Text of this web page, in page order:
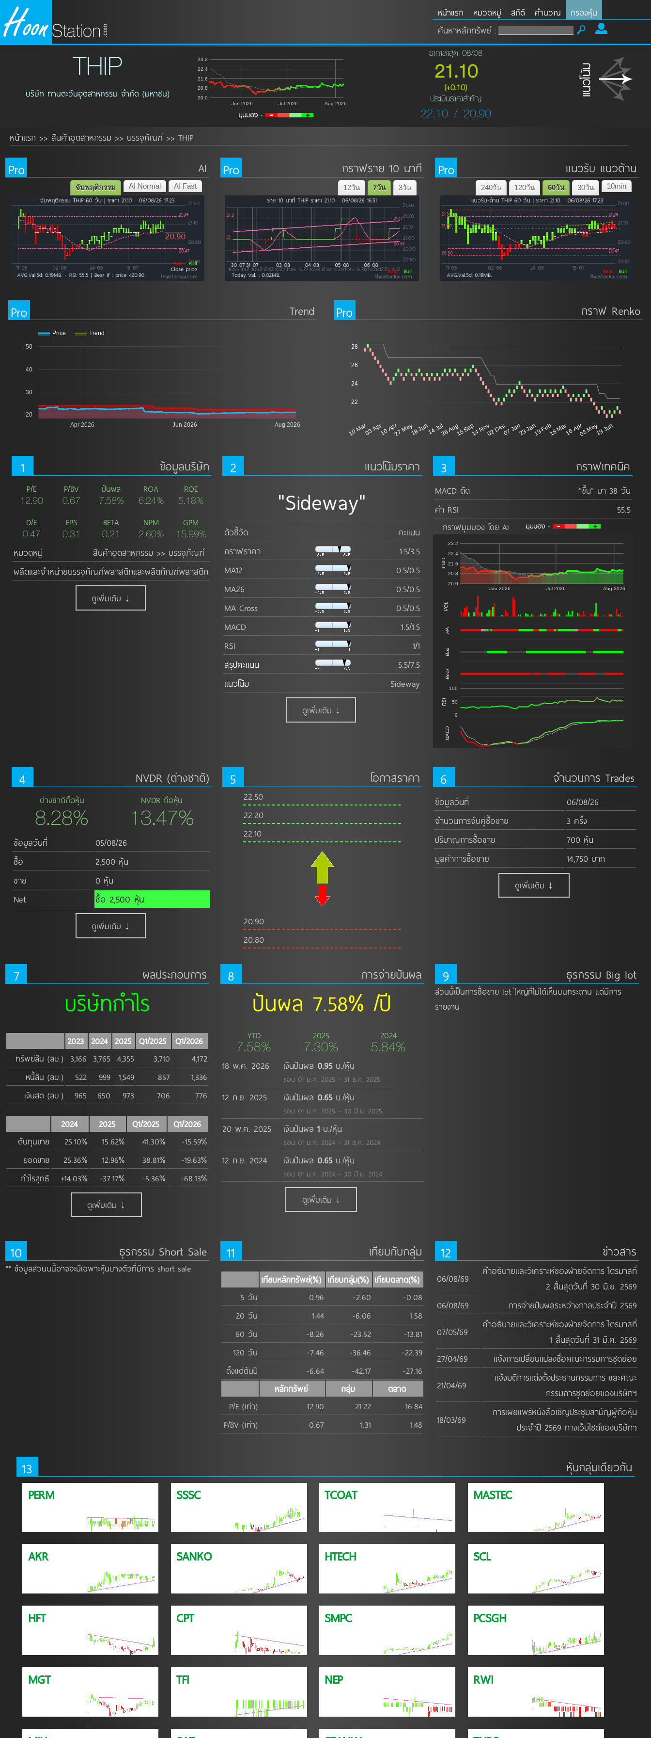
หน้าแรก หมวดหมู่ สถิติ คำนวณ กรองหุ้น
ค้นหาหลักทรัพย์ :
THIP
บริษัท ทานตะวันอุตสาหกรรม จำกัด (มหาชน)
Jun 2026 Jul 2026 Aug 2026
20.0
20.8
21.6
22.4
23.2
ราคาล่าสุด 06/08
21.10
(+0.10)
ประเมินราคาสำคัญ
22.10 / 20.90
หน้าแรก >> สินค้าอุตสาหกรรม >> บรรจุภัณฑ์>> THIP
Pro AI
AI Fast
AI Normal
จับพฤติกรรม
Pro กราฟราย 10 นาที
3วัน
7วัน
12วัน
Pro แนวรับ แนวต้าน
10min
30วัน
60วัน
120วัน
240วัน
Pro Trend
Price Trend
Apr 2026 Jun 2026 Aug 2026
20
30
40
50
Pro กราฟ Renko
10 Mar03 Apr10 Apr27 May18 Jun14 Jul26 Aug15 Sep14 Nov02 Dec07 Jan23 Jan19 Feb18 Mar16 Apr08 May19 Jun
22
24
26
28
1 ข้อมูลบริษัท
P/E
12.90
P/BV
0.67
ปันผล
7.58%
ROA
6.24%
ROE
5.18%
D/E
0.47
EPS
0.31
BETA
0.21
NPM
2.60%
GPM
15.99%
หมวดหมู่
สินค้าอุตสาหกรรม >> บรรจุภัณฑ์
ผลิตและจำหน่ายบรรจุภัณฑ์พลาสติกและผลิตภัณฑ์พลาสติก
ดูเพิ่มเติม ↓
2 แนวโน้มราคา
"Sideway"
ตัวชี้วัด
คะแนน
กราฟราคา
1.5/3.5
MA12
0.5/0.5
MA26
0.5/0.5
MA Cross
0.5/0.5
MACD
1.5/1.5
RSI
1/1
สรุปคะแนน
5.5/7.5
แนวโน้ม
Sideway
ดูเพิ่มเติม ↓
3 กราฟเทคนิค
MACD ตัด
"ขึ้น" มา 38 วัน
ค่า RSI
55.5
กราฟมุมมอง โดย AI
Jun 2026 Jul 2026 Aug 2026
20.0
20.8
21.6
22.4
23.2
ราคา
VOL
HA
Bull
Bear
0
50
100
RSI
MACD
4 NVDR (ต่างชาติ)
ต่างชาติถือหุ้น
8.28%
NVDR ถือหุ้น
13.47%
ข้อมูลวันที่
05/08/26
ซื้อ
2,500 หุ้น
ขาย
0 หุ้น
Net
ซื้อ 2,500 หุ้น
ดูเพิ่มเติม ↓
5 โอกาสราคา
22.50
22.20
22.10
20.90
20.80
6 จำนวนการ Trades
ข้อมูลวันที่
06/08/26
จำนวนการจับคู่ซื้อขาย
3 ครั้ง
ปริมาณการซื้อขาย
700 หุ้น
มูลค่าการซื้อขาย
14,750 บาท
ดูเพิ่มเติม ↓
7 ผลประกอบการ
บริษัทกำไร
2023 2024 2025 Q1/2025
Q1/2026
ทรัพย์สิน (ลบ.) 3,166 3,765 4,355 3,710
4,172
หนี้สิน (ลบ.)
522 999 1,549 857
1,336
เงินสด (ลบ.)
965 650 973 706 776
2024 2025 Q1/2025
Q1/2026
ต้นทุนขาย
25.10% 15.62% 41.30%
-15.59%
ยอดขาย
25.36% 12.96% 38.81%
-19.63%
กำไรสุทธิ
+14.03% -37.17% -5.36% -68.13%
ดูเพิ่มเติม ↓
8 การจ่ายปันผล
ปันผล 7.58% /ปี
YTD
7.58%
2025
7.30%
2024
5.84%
18 พ.ค. 2026 เงินปันผล 0.95บ./หุ้น
รอบ 01 ม.ค. 2025 - 31 ธ.ค. 2025
12 ก.ย. 2025 เงินปันผล 0.65บ./หุ้น
รอบ 01 ม.ค. 2025 - 30 มิ.ย. 2025
20 พ.ค. 2025 เงินปันผล 1บ./หุ้น
รอบ 01 ม.ค. 2024 - 31 ธ.ค. 2024
12 ก.ย. 2024 เงินปันผล 0.65บ./หุ้น
รอบ 01 ม.ค. 2024 - 30 มิ.ย. 2024
ดูเพิ่มเติม ↓
9 ธุรกรรม Big lot
ส่วนนี้เป็นการซื้อขาย lot ใหญ่ที่ไม่ได้เห็นบนกระดาน แต่มีการ
รายงาน
10 ธุรกรรม Short Sale
** ข้อมูลส่วนนนี้อาจจะมีเฉพาะหุ้นบางตัวที่มีการ short sale
11 เทียบกับกลุ่ม
เทียบหลักทรัพย์(%) เทียบกลุ่ม(%) เทียบตลาด(%)
5 วัน
0.96 -2.60
-0.08
20 วัน
1.44 -6.06
1.58
60 วัน
-8.26 -23.52
-13.81
120 วัน
-7.46 -36.46
-22.39
ตั้งแต่ต้นปี
-6.64 -42.17
-27.16
หลักทรัพย์
กลุ่ม
ตลาด
P/E (เท่า)
12.90 21.22
16.84
P/BV (เท่า)
0.67 1.31 1.48
12 ข่าวสาร
06/08/69
คำอธิบายและวิเคราะห์ของฝ่ายจัดการ ไตรมาสที่
2 สิ้นสุดวันที่ 30 มิ.ย. 2569
06/08/69
การจ่ายปันผลระหว่างกาลประจำปี 2569
07/05/69
คำอธิบายและวิเคราะห์ของฝ่ายจัดการ ไตรมาสที่
1 สิ้นสุดวันที่ 31 มี.ค. 2569
27/04/69
แจ้งการเปลี่ยนแปลงชื่อคณะกรรมการชุดย่อย
21/04/69
แจ้งมติการแต่งตั้งประธานกรรมการ และคณะ
กรรมการชุดย่อยของบริษัทฯ
18/03/69
การเผยแพร่หนังสือเชิญประชุมสามัญผู้ถือหุ้น
ประจำปี 2569 ทางเว็บไซต์ของบริษัทฯ
13 หุ้นกลุ่มเดียวกัน
PERM SSSC TCOAT MASTEC
AKR SANKO HTECH SCL
HFT CPT SMPC PCSGH
MGT TFI NEP RWI